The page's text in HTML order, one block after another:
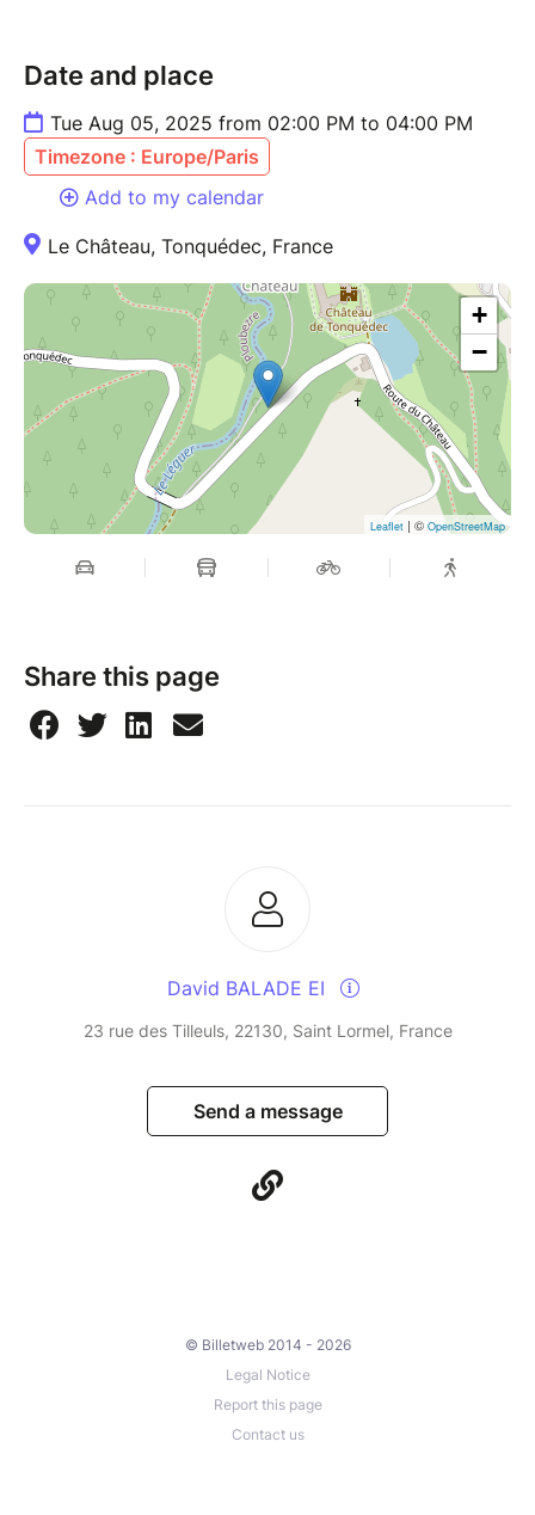
Date and place
Tue Aug 05, 2025 from 02:00 PM to 04:00 PM
Timezone : Europe/Paris
Add to my calendar
Le Château, Tonquédec, France
+
−
Leaflet | © OpenStreetMap
Share this page
David BALADE EI
23 rue des Tilleuls, 22130, Saint Lormel, France
Send a message
© Billetweb 2014 - 2026
Legal Notice
Report this page
Contact us